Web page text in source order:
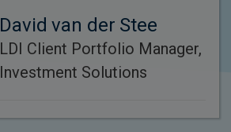
David van der Stee
LDI Client Portfolio Manager,
Investment Solutions